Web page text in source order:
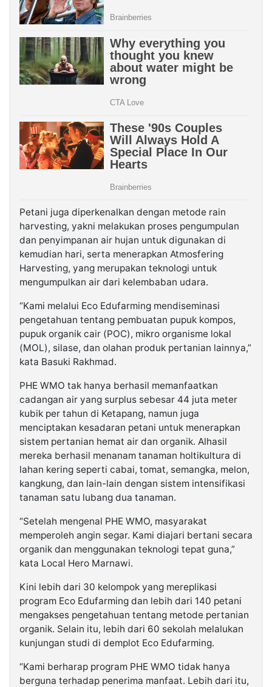
Petani juga diperkenalkan dengan metode rain
harvesting, yakni melakukan proses pengumpulan
dan penyimpanan air hujan untuk digunakan di
kemudian hari, serta menerapkan Atmosfering
Harvesting, yang merupakan teknologi untuk
mengumpulkan air dari kelembaban udara.
“Kami melalui Eco Edufarming mendiseminasi
pengetahuan tentang pembuatan pupuk kompos,
pupuk organik cair (POC), mikro organisme lokal
(MOL), silase, dan olahan produk pertanian lainnya,”
kata Basuki Rakhmad.
PHE WMO tak hanya berhasil memanfaatkan
cadangan air yang surplus sebesar 44 juta meter
kubik per tahun di Ketapang, namun juga
menciptakan kesadaran petani untuk menerapkan
sistem pertanian hemat air dan organik. Alhasil
mereka berhasil menanam tanaman holtikultura di
lahan kering seperti cabai, tomat, semangka, melon,
kangkung, dan lain-lain dengan sistem intensifikasi
tanaman satu lubang dua tanaman.
“Setelah mengenal PHE WMO, masyarakat
memperoleh angin segar. Kami diajari bertani secara
organik dan menggunakan teknologi tepat guna,”
kata Local Hero Marnawi.
Kini lebih dari 30 kelompok yang mereplikasi
program Eco Edufarming dan lebih dari 140 petani
mengakses pengetahuan tentang metode pertanian
organik. Selain itu, lebih dari 60 sekolah melalukan
kunjungan studi di demplot Eco Edufarming.
“Kami berharap program PHE WMO tidak hanya
berguna terhadap penerima manfaat. Lebih dari itu,